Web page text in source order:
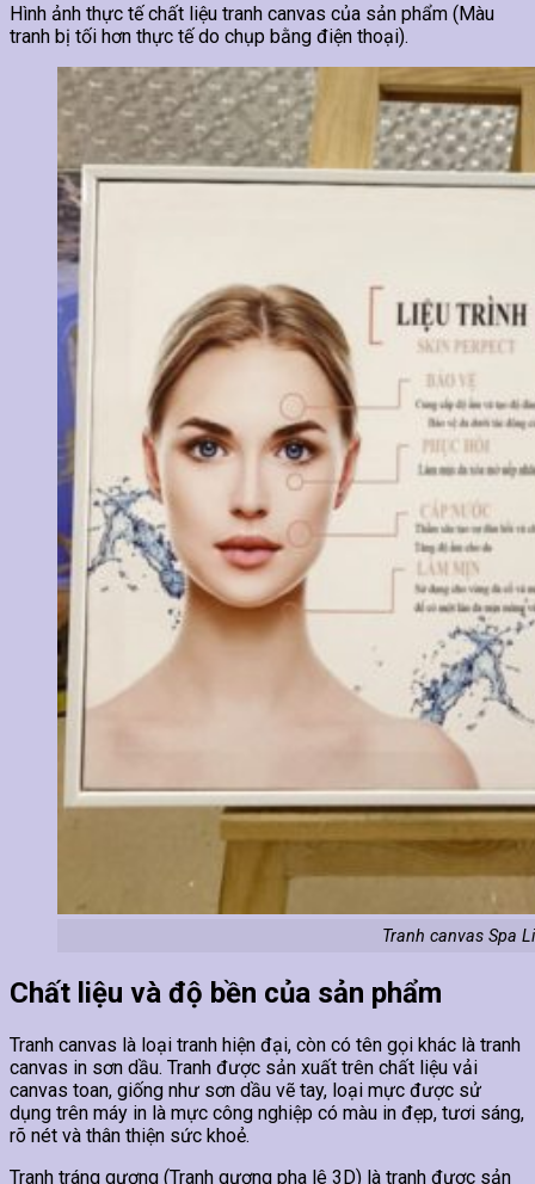
Hình ảnh thực tế chất liệu tranh canvas của sản phẩm (Màu
tranh bị tối hơn thực tế do chụp bằng điện thoại).
Tranh canvas Spa
Chất liệu và độ bền của sản phẩm
Tranh canvas là loại tranh hiện đại, còn có tên gọi khác là tranh
canvas in sơn dầu. Tranh được sản xuất trên chất liệu vải
canvas toan, giống như sơn dầu vẽ tay, loại mực được sử
dụng trên máy in là mực công nghiệp có màu in đẹp, tươi sáng,
rõ nét và thân thiện sức khoẻ.
Tranh tráng gương (Tranh gương pha lê 3D) là tranh được sản